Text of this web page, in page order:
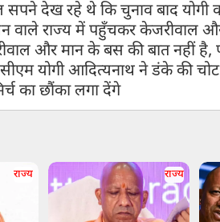
देख रहे थे कि चुनाव बाद योगी
वाले राज्य में पहुँचकर केजरीवाल
और मान के बस की बात नहीं है,
योगी आदित्यनाथ ने डंके की
का छौंका लगा देंगे
राज्य राज्य